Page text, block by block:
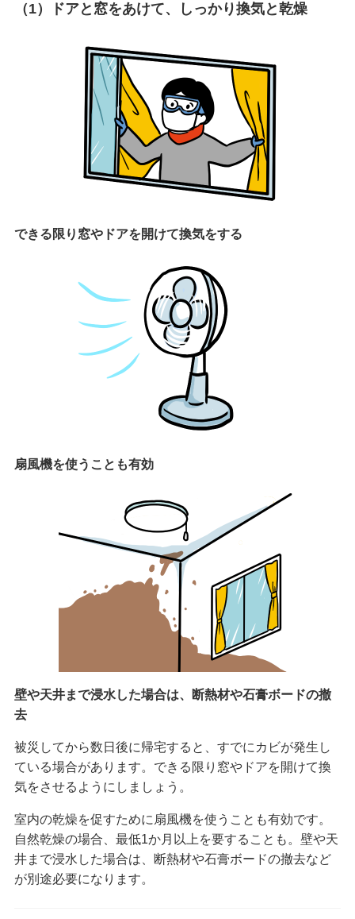
（1）ドアと窓をあけて、しっかり換気と乾燥
できる限り窓やドアを開けて換気をする
扇風機を使うことも有効
壁や天井まで浸水した場合は、断熱材や石膏ボードの撤
去
被災してから数日後に帰宅すると、すでにカビが発生し
ている場合があります。できる限り窓やドアを開けて換
気をさせるようにしましょう。
室内の乾燥を促すために扇風機を使うことも有効です。
自然乾燥の場合、最低1か月以上を要することも。壁や天
井まで浸水した場合は、断熱材や石膏ボードの撤去など
が別途必要になります。